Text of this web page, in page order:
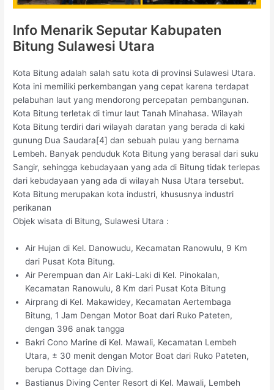
Info Menarik Seputar Kabupaten
Bitung Sulawesi Utara
Kota Bitung adalah salah satu kota di provinsi Sulawesi Utara.
Kota ini memiliki perkembangan yang cepat karena terdapat
pelabuhan laut yang mendorong percepatan pembangunan.
Kota Bitung terletak di timur laut Tanah Minahasa. Wilayah
Kota Bitung terdiri dari wilayah daratan yang berada di kaki
gunung Dua Saudara[4] dan sebuah pulau yang bernama
Lembeh. Banyak penduduk Kota Bitung yang berasal dari suku
Sangir, sehingga kebudayaan yang ada di Bitung tidak terlepas
dari kebudayaan yang ada di wilayah Nusa Utara tersebut.
Kota Bitung merupakan kota industri, khususnya industri
perikanan
Objek wisata di Bitung, Sulawesi Utara :
Air Hujan di Kel. Danowudu, Kecamatan Ranowulu, 9 Km
dari Pusat Kota Bitung.
Air Perempuan dan Air Laki-Laki di Kel. Pinokalan,
Kecamatan Ranowulu, 8 Km dari Pusat Kota Bitung
Airprang di Kel. Makawidey, Kecamatan Aertembaga
Bitung, 1 Jam Dengan Motor Boat dari Ruko Pateten,
dengan 396 anak tangga
Bakri Cono Marine di Kel. Mawali, Kecamatan Lembeh
Utara, ± 30 menit dengan Motor Boat dari Ruko Pateten,
berupa Cottage dan Diving.
Bastianus Diving Center Resort di Kel. Mawali, Lembeh